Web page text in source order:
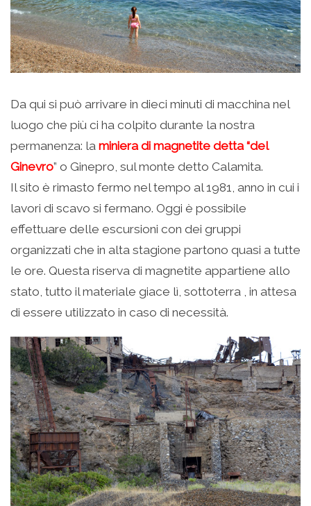
Da qui si può arrivare in dieci minuti di macchina nel
luogo che più ci ha colpito durante la nostra
permanenza: la miniera di magnetite detta “del
Ginevro” o Ginepro, sul monte detto Calamita.
Il sito è rimasto fermo nel tempo al 1981, anno in cui i
lavori di scavo si fermano. Oggi è possibile
effettuare delle escursioni con dei gruppi
organizzati che in alta stagione partono quasi a tutte
le ore. Questa riserva di magnetite appartiene allo
stato, tutto il materiale giace lì, sottoterra , in attesa
di essere utilizzato in caso di necessità.